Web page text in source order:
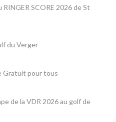
SCORE 2026 de St
du Verger
Gratuit pour tous
de la VDR 2026 au golf de